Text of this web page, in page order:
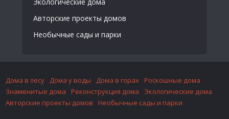
Авторские проекты домов
Необычные сады и парки
Дома в лесу Дома у воды Дома в горах
Роскошные дома
Знаменитые дома
Реконструкция дома
Экологические дома
Авторские проекты домов
Необычные сады и парки